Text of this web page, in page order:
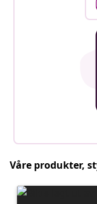
Våre produkter,